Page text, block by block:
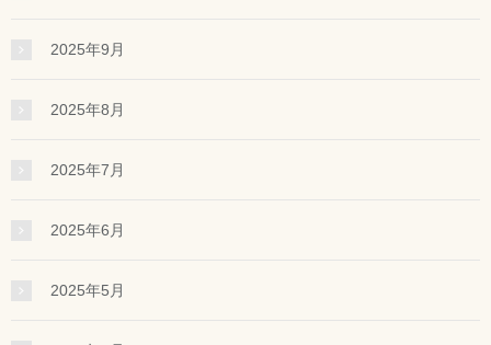
2025年9月
2025年8月
2025年7月
2025年6月
2025年5月